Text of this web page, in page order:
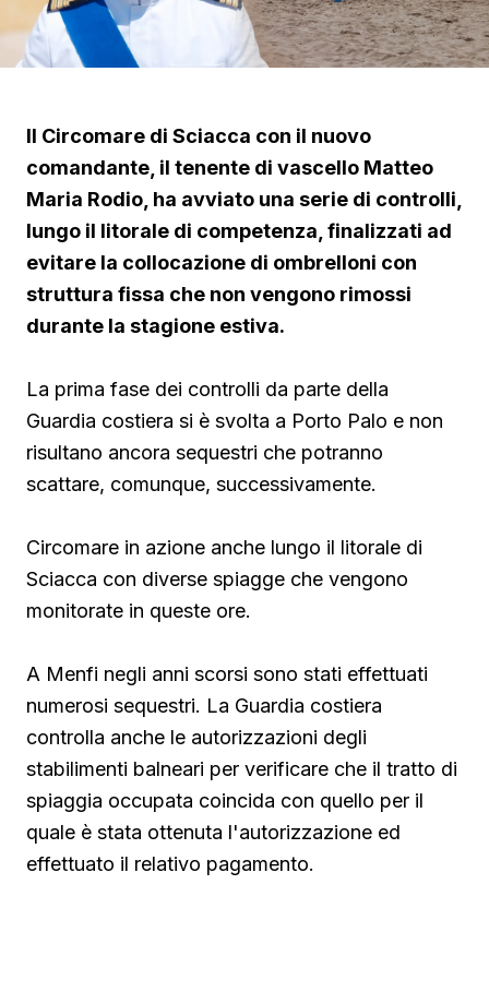
Il Circomare di Sciacca con il nuovo
comandante, il tenente di vascello Matteo
Maria Rodio, ha avviato una serie di controlli,
lungo il litorale di competenza, finalizzati ad
evitare la collocazione di ombrelloni con
struttura fissa che non vengono rimossi
durante la stagione estiva.
La prima fase dei controlli da parte della
Guardia costiera si è svolta a Porto Palo e non
risultano ancora sequestri che potranno
scattare, comunque, successivamente.
Circomare in azione anche lungo il litorale di
Sciacca con diverse spiagge che vengono
monitorate in queste ore.
A Menfi negli anni scorsi sono stati effettuati
numerosi sequestri. La Guardia costiera
controlla anche le autorizzazioni degli
stabilimenti balneari per verificare che il tratto di
spiaggia occupata coincida con quello per il
quale è stata ottenuta l'autorizzazione ed
effettuato il relativo pagamento.